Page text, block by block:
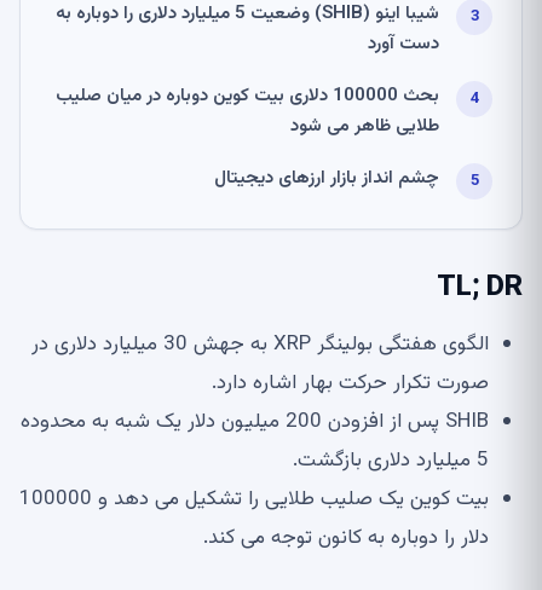
شیبا اینو (SHIB) وضعیت 5 میلیارد دلاری را دوباره به
دست آورد
بحث 100000 دلاری بیت کوین دوباره در میان صلیب
طلایی ظاهر می شود
چشم انداز بازار ارزهای دیجیتال
TL; DR
الگوی هفتگی بولینگر XRP به جهش 30 میلیارد دلاری در
صورت تکرار حرکت بهار اشاره دارد.
SHIB پس از افزودن 200 میلیون دلار یک شبه به محدوده
5 میلیارد دلاری بازگشت.
بیت کوین یک صلیب طلایی را تشکیل می دهد و 100000
دلار را دوباره به کانون توجه می کند.